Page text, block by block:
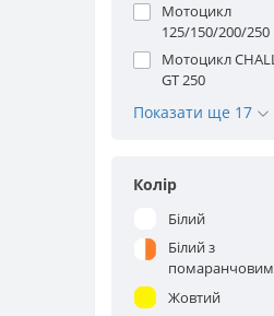
Мотоцикл
125/150/200/250
Мотоцикл
GT 250
Показати ще 17
Колір
Білий
Білий з
помаранчовим
Жовтий